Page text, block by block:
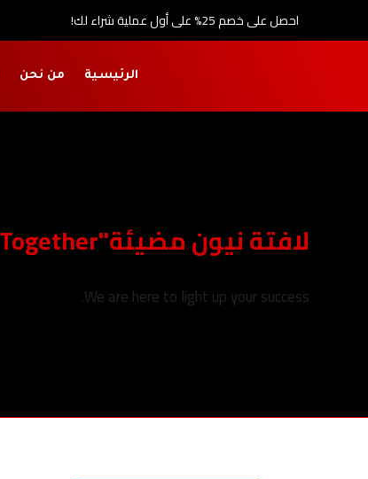
احصل على خصم 25% على أول عملية شراء لك!
الرئيسية من نحن
لافتة نيون مضيئة"Better Together" - ديكور الخطوبة
We are here to light up your success.